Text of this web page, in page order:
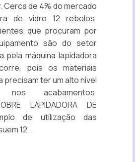
de 4% do mercado
de vidro 12 rebolos.
que procuram por
são do setor
pela máquina lapidadora
pois os materiais
precisam ter um alto nível
acabamentos.
LAPIDADORA DE
de utilização das
12 .